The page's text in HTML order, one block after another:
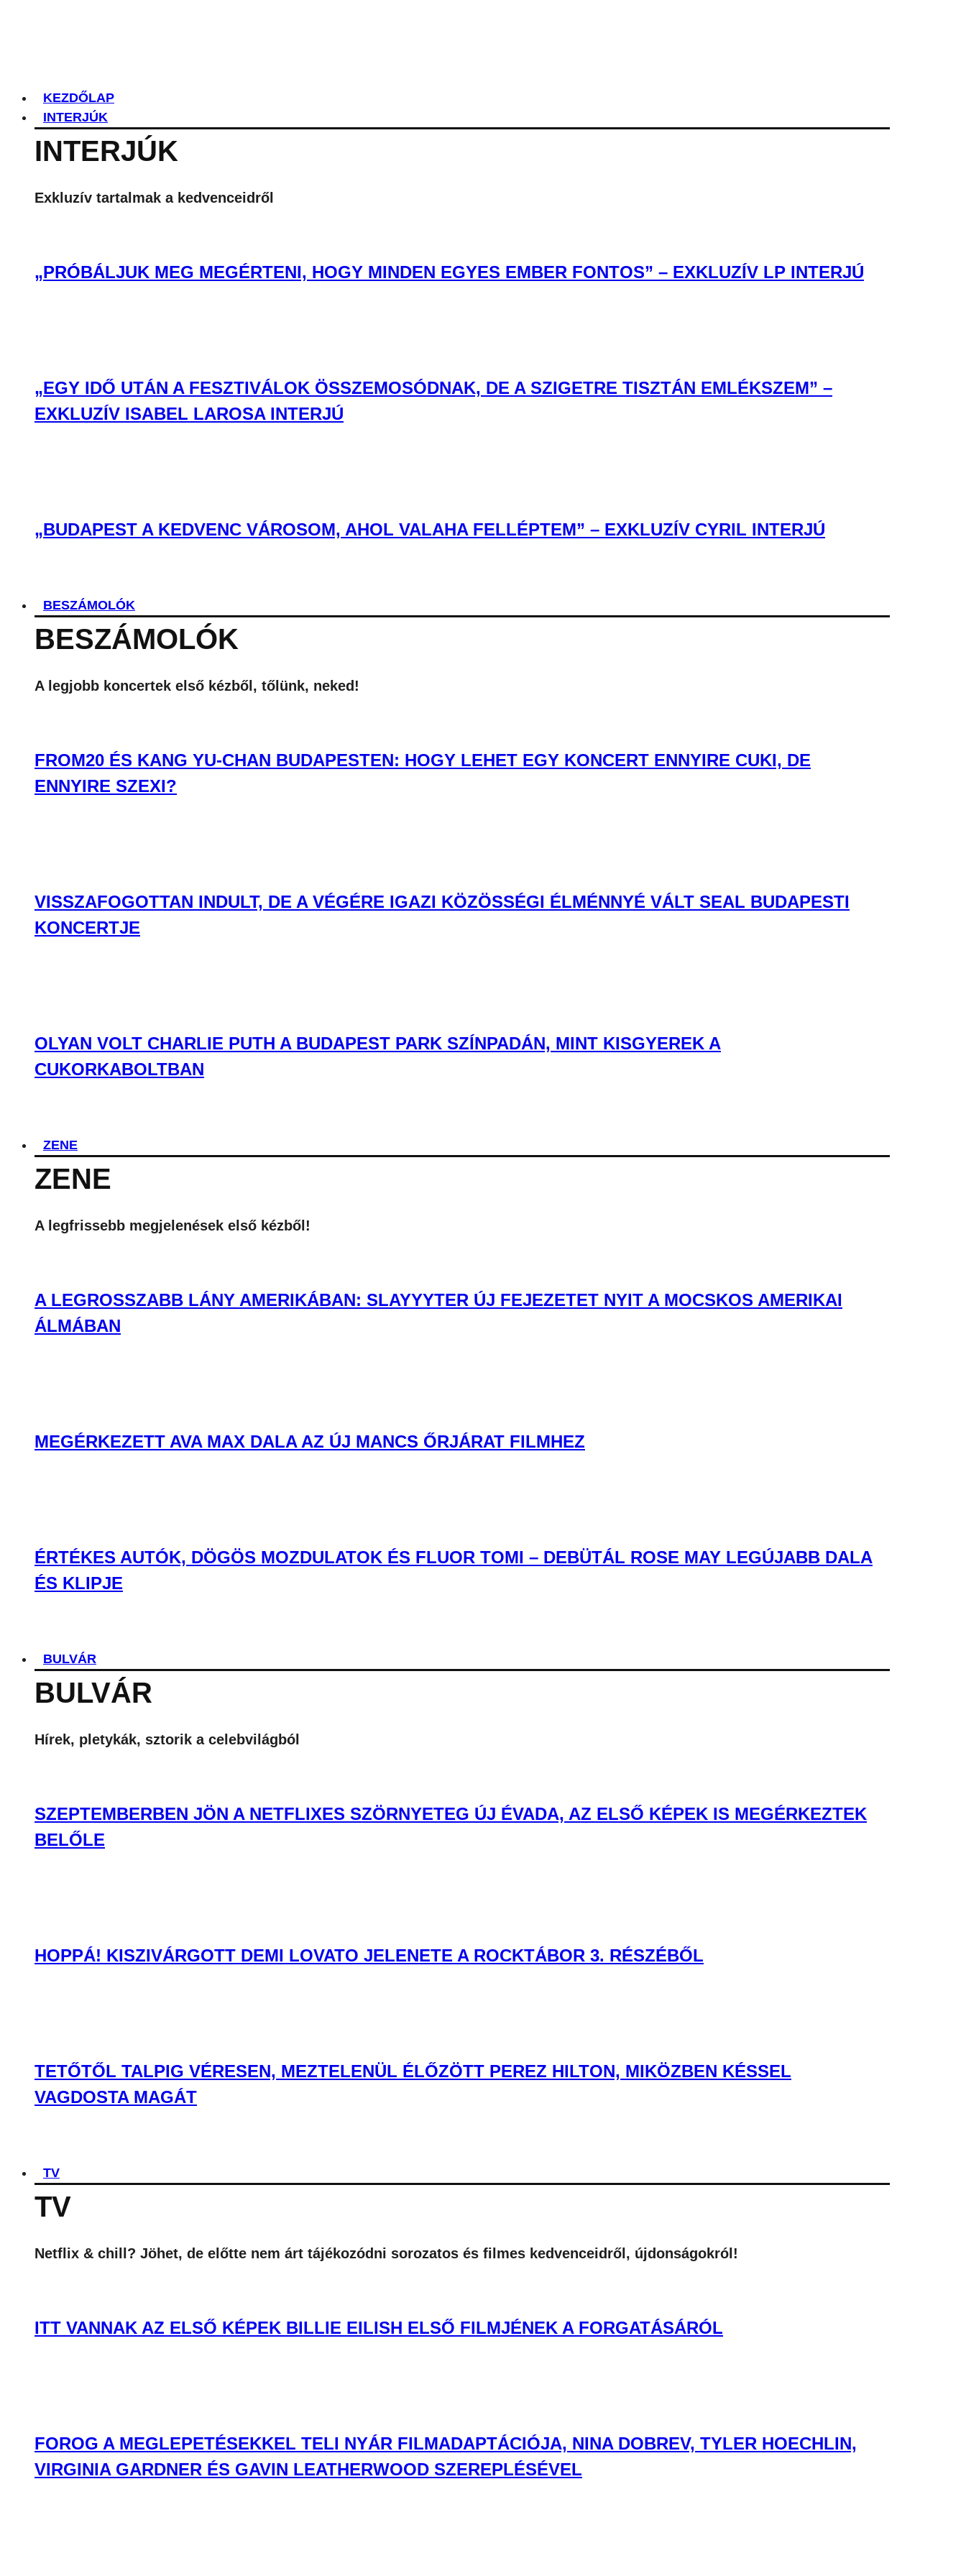
KEZDŐLAP
INTERJÚK
INTERJÚK
Exkluzív tartalmak a kedvenceidről
„PRÓBÁLJUK MEG MEGÉRTENI, HOGY MINDEN EGYES EMBER FONTOS” – EXKLUZÍV LP INTERJÚ
„EGY IDŐ UTÁN A FESZTIVÁLOK ÖSSZEMOSÓDNAK, DE A SZIGETRE TISZTÁN EMLÉKSZEM” –
EXKLUZÍV ISABEL LAROSA INTERJÚ
„BUDAPEST A KEDVENC VÁROSOM, AHOL VALAHA FELLÉPTEM” – EXKLUZÍV CYRIL INTERJÚ
BESZÁMOLÓK
BESZÁMOLÓK
A legjobb koncertek első kézből, tőlünk, neked!
FROM20 ÉS KANG YU-CHAN BUDAPESTEN: HOGY LEHET EGY KONCERT ENNYIRE CUKI, DE
ENNYIRE SZEXI?
VISSZAFOGOTTAN INDULT, DE A VÉGÉRE IGAZI KÖZÖSSÉGI ÉLMÉNNYÉ VÁLT SEAL BUDAPESTI
KONCERTJE
OLYAN VOLT CHARLIE PUTH A BUDAPEST PARK SZÍNPADÁN, MINT KISGYEREK A
CUKORKABOLTBAN
ZENE
ZENE
A legfrissebb megjelenések első kézből!
A LEGROSSZABB LÁNY AMERIKÁBAN: SLAYYYTER ÚJ FEJEZETET NYIT A MOCSKOS AMERIKAI
ÁLMÁBAN
MEGÉRKEZETT AVA MAX DALA AZ ÚJ MANCS ŐRJÁRAT FILMHEZ
ÉRTÉKES AUTÓK, DÖGÖS MOZDULATOK ÉS FLUOR TOMI – DEBÜTÁL ROSE MAY LEGÚJABB DALA
ÉS KLIPJE
BULVÁR
BULVÁR
Hírek, pletykák, sztorik a celebvilágból
SZEPTEMBERBEN JÖN A NETFLIXES SZÖRNYETEG ÚJ ÉVADA, AZ ELSŐ KÉPEK IS MEGÉRKEZTEK
BELŐLE
HOPPÁ! KISZIVÁRGOTT DEMI LOVATO JELENETE A ROCKTÁBOR 3. RÉSZÉBŐL
TETŐTŐL TALPIG VÉRESEN, MEZTELENÜL ÉLŐZÖTT PEREZ HILTON, MIKÖZBEN KÉSSEL
VAGDOSTA MAGÁT
TV
TV
Netflix & chill? Jöhet, de előtte nem árt tájékozódni sorozatos és filmes kedvenceidről, újdonságokról!
ITT VANNAK AZ ELSŐ KÉPEK BILLIE EILISH ELSŐ FILMJÉNEK A FORGATÁSÁRÓL
FOROG A MEGLEPETÉSEKKEL TELI NYÁR FILMADAPTÁCIÓJA, NINA DOBREV, TYLER HOECHLIN,
VIRGINIA GARDNER ÉS GAVIN LEATHERWOOD SZEREPLÉSÉVEL